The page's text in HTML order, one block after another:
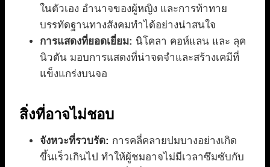
ในตัวเอง อำนาจของผู้หญิง และการท้าทาย
บรรทัดฐานทางสังคมทำได้อย่างน่าสนใจ
การแสดงที่ยอดเยี่ยม: นิโคลา คอห์แลน และ ลุค
นิวตัน มอบการแสดงที่น่าจดจำและสร้างเคมีที่
แข็งแกร่งบนจอ
สิ่งที่อาจไม่ชอบ
จังหวะที่รวบรัด: การคลี่คลายปมบางอย่างเกิด
ขึ้นเร็วเกินไป ทำให้ผู้ชมอาจไม่มีเวลาซึมซับกับ